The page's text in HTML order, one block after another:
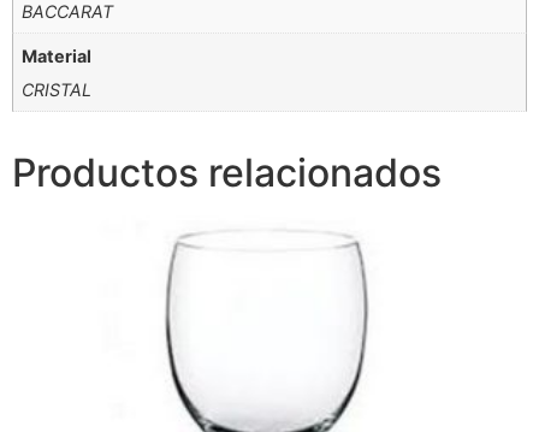
BACCARAT
Material
CRISTAL
Productos relacionados